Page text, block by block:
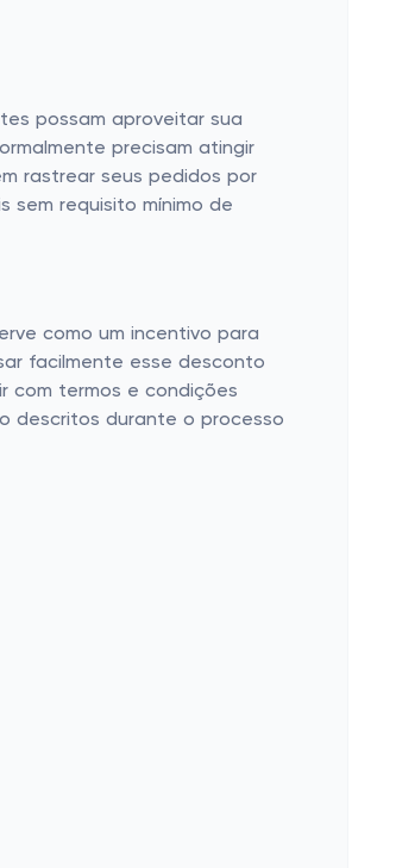
possam aproveitar sua
precisam atingir
rastrear seus pedidos por
sem requisito mínimo de
como um incentivo para
facilmente esse desconto
com termos e condições
descritos durante o processo